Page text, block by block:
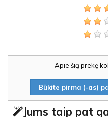
Apie šią prekę
Būkite pirma (-as)
Jums taip pat